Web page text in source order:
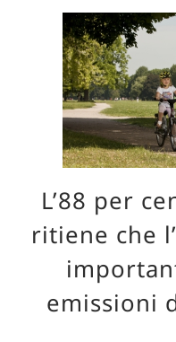
L’88 per
ritiene che
emissioni